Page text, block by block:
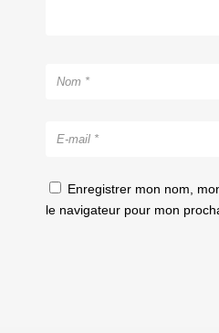
Enregistrer mon nom,
le navigateur pour mon